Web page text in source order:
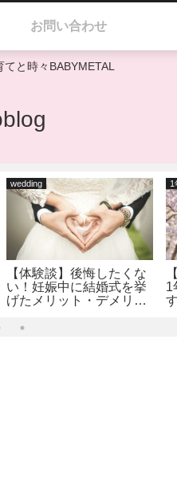
と時々BABYMETAL
お問い合わせ
wedding
【体験談】後悔したくな
い！妊娠中に結婚式を挙
げたメリット・デメリッ
1
1